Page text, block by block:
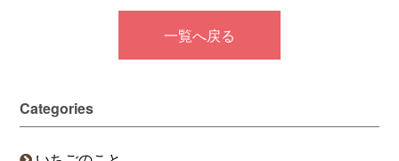
一覧へ戻る
Categories